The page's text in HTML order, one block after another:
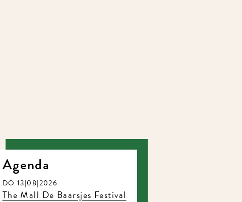
Agenda
DO 13|08|2026
The Mall De Baarsjes Festival